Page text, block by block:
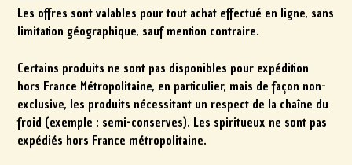
Les offres sont valables pour tout achat effectué en ligne, sans
limitation géographique, sauf mention contraire.
Certains produits ne sont pas disponibles pour expédition
hors France Métropolitaine, en particulier, mais de façon non-
exclusive, les produits nécessitant un respect de la chaîne du
froid (exemple : semi-conserves). Les spiritueux ne sont pas
expédiés hors France métropolitaine.